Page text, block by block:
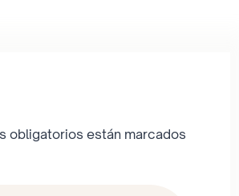
obligatorios están marcados